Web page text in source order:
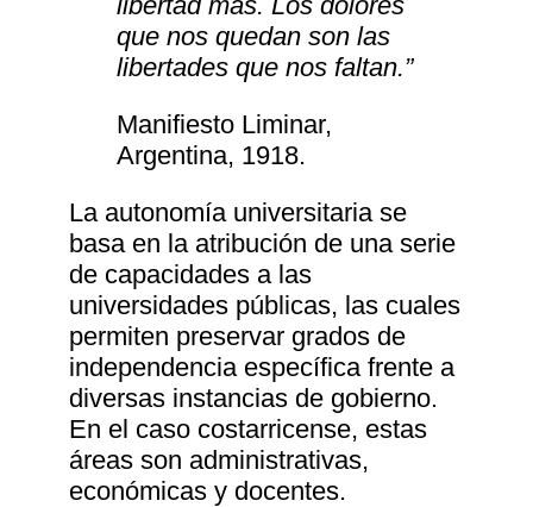
que nos quedan son las
libertades que nos faltan.”
Manifiesto Liminar,
Argentina, 1918.
La autonomía universitaria se
basa en la atribución de una serie
de capacidades a las
universidades públicas, las cuales
permiten preservar grados de
independencia específica frente a
diversas instancias de gobierno.
En el caso costarricense, estas
áreas son administrativas,
económicas y docentes.